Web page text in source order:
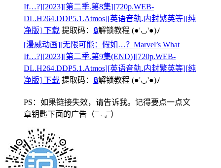
If…?][2023][第二季.第8集][720p.WEB-
DL.H264.DDP5.1.Atmos][英语音轨.内封繁英等][纯
净版] 下载 提取码： 🔒解锁教程 (●'◡'●)ﾉ
[漫威动画][无限可能：假如…？Marvel’s What
If…?][2023][第二季.第9集(END)][720p.WEB-
DL.H264.DDP5.1.Atmos][英语音轨.内封繁英等][纯
净版] 下载 提取码： 🔒解锁教程 (●'◡'●)ﾉ
PS：如果链接失效，请告诉我。记得要点一点文
章钥匙下面的广告 （¯﹃¯）